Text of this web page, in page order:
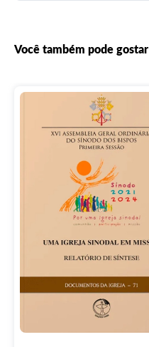
Você também pode gostar